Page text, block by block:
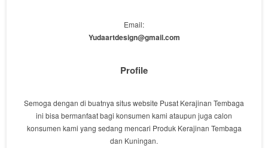
Email:
Yudaartdesign@gmail.com
Profile
Semoga dengan di buatnya situs website Pusat Kerajinan Tembaga
ini bisa bermanfaat bagi konsumen kami ataupun juga calon
konsumen kami yang sedang mencari Produk Kerajinan Tembaga
dan Kuningan.